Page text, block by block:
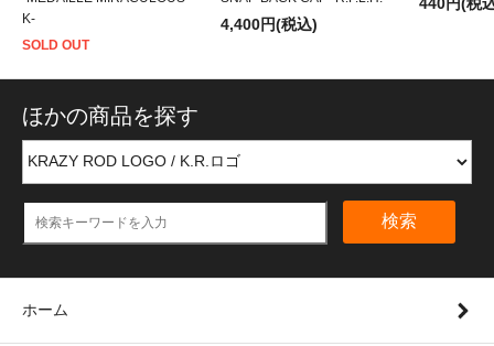
K-
SOLD OUT
4,400円(税込)
ほかの商品を探す
検索
ホーム